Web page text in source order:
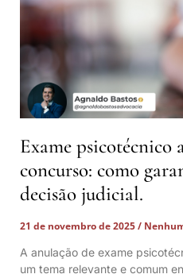
Exame psicotécnico
concurso: como
decisão judicial.
21 de novembro de 2025
A anulação de exame
um tema relevante e comum